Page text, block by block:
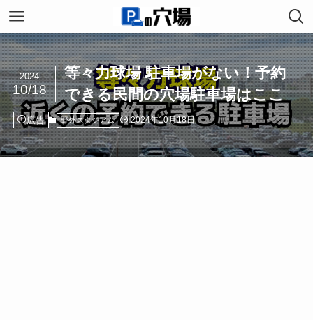
等々力球場 駐車場がない！予約
できる民間の穴場駐車場はここ
2024
10/18
広告 野外スタジアム 2024年10月18日